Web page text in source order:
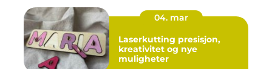
04. mar
Laserkutting presisjon,
kreativitet og nye
muligheter